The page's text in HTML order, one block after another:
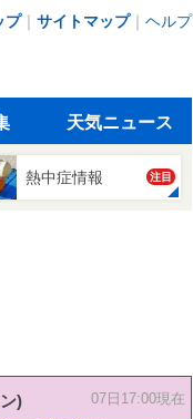
プ｜ サイトマップ｜ ヘルプ
天気ニュース
熱中症情報 注目
) 07日17:00現在